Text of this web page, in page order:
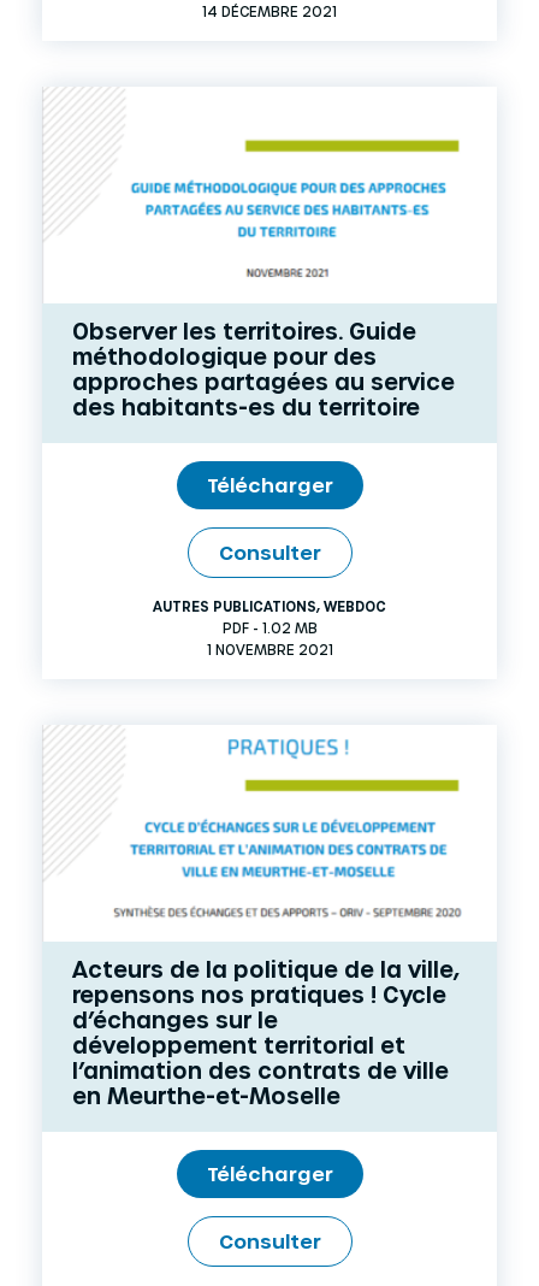
14 DÉCEMBRE 2021
Observer les territoires. Guide
méthodologique pour des
approches partagées au service
des habitants-es du territoire
Télécharger
Consulter
AUTRES PUBLICATIONS, WEBDOC
PDF - 1.02 MB
1 NOVEMBRE 2021
Acteurs de la politique de la ville,
repensons nos pratiques ! Cycle
d’échanges sur le
développement territorial et
l’animation des contrats de ville
en Meurthe-et-Moselle
Télécharger
Consulter